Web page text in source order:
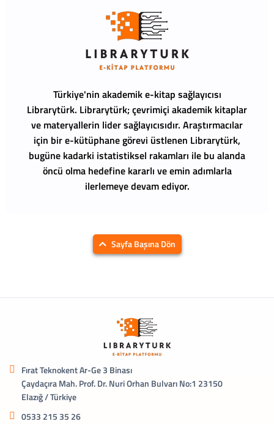
Türkiye'nin akademik e-kitap sağlayıcısı
Librarytürk. Librarytürk; çevrimiçi akademik kitaplar
ve materyallerin lider sağlayıcısıdır. Araştırmacılar
için bir e-kütüphane görevi üstlenen Librarytürk,
bugüne kadarki istatistiksel rakamları ile bu alanda
öncü olma hedefine kararlı ve emin adımlarla
ilerlemeye devam ediyor.
Sayfa Başına Dön
Fırat Teknokent Ar-Ge 3 Binası
Çaydaçıra Mah. Prof. Dr. Nuri Orhan Bulvarı No:1 23150
Elazığ / Türkiye
0533 215 35 26